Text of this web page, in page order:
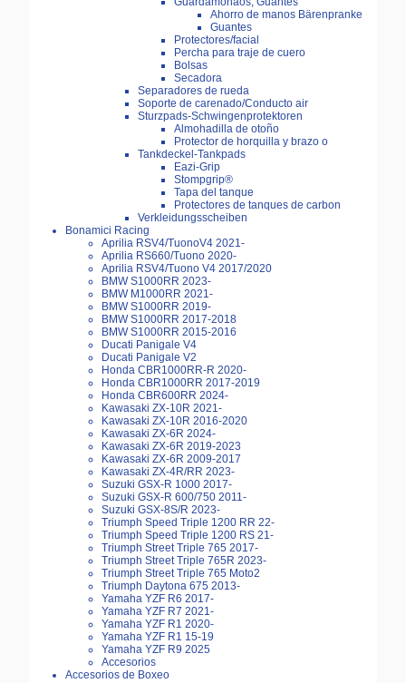
Ahorro de manos Bärenpranke
Guantes
Protectores/facial
Percha para traje de cuero
Bolsas
Secadora
Separadores de rueda
Soporte de carenado/Conducto air
Sturzpads-Schwingenprotektoren
Almohadilla de otoño
Protector de horquilla y brazo o
Tankdeckel-Tankpads
Eazi-Grip
Stompgrip®
Tapa del tanque
Protectores de tanques de carbon
Verkleidungsscheiben
Bonamici Racing
Aprilia RSV4/TuonoV4 2021-
Aprilia RS660/Tuono 2020-
Aprilia RSV4/Tuono V4 2017/2020
BMW S1000RR 2023-
BMW M1000RR 2021-
BMW S1000RR 2019-
BMW S1000RR 2017-2018
BMW S1000RR 2015-2016
Ducati Panigale V4
Ducati Panigale V2
Honda CBR1000RR-R 2020-
Honda CBR1000RR 2017-2019
Honda CBR600RR 2024-
Kawasaki ZX-10R 2021-
Kawasaki ZX-10R 2016-2020
Kawasaki ZX-6R 2024-
Kawasaki ZX-6R 2019-2023
Kawasaki ZX-6R 2009-2017
Kawasaki ZX-4R/RR 2023-
Suzuki GSX-R 1000 2017-
Suzuki GSX-R 600/750 2011-
Suzuki GSX-8S/R 2023-
Triumph Speed Triple 1200 RR 22-
Triumph Speed Triple 1200 RS 21-
Triumph Street Triple 765 2017-
Triumph Street Triple 765R 2023-
Triumph Street Triple 765 Moto2
Triumph Daytona 675 2013-
Yamaha YZF R6 2017-
Yamaha YZF R7 2021-
Yamaha YZF R1 2020-
Yamaha YZF R1 15-19
Yamaha YZF R9 2025
Accesorios
Accesorios de Boxeo